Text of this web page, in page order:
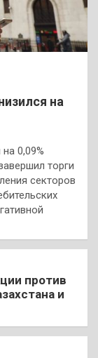
на
0,09%
торги
секторов
против
и